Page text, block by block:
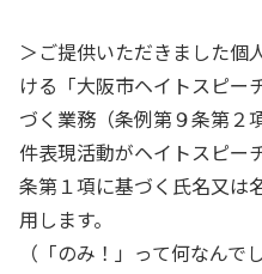
＞ご提供いただきました個
ける「大阪市ヘイトスピー
づく業務（条例第９条第２
件表現活動がヘイトスピー
条第１項に基づく氏名又は
用します。
（「のみ！」って何なん